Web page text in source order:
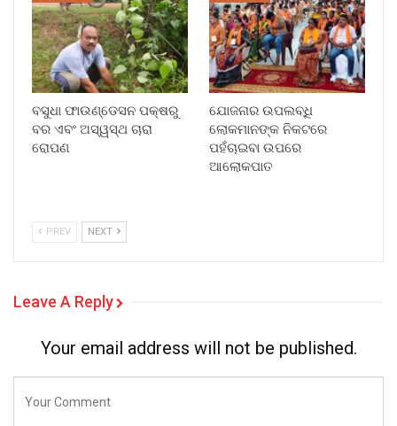
ବସୁଧା ଫାଉଣ୍ଡେସନ ପକ୍ଷରୁ
ବର ଏବଂ ଅସ୍ୱସ୍ଥ ଚାରା
ରୋପଣ
ଯୋଜନାର ଉପଲବ୍ଧି
ଲୋକମାନଙ୍କ ନିକଟରେ
ପହଁଚାଇବା ଉପରେ
ଆଲୋକପାତ
PREV NEXT
Leave A Reply
Your email address will not be published.